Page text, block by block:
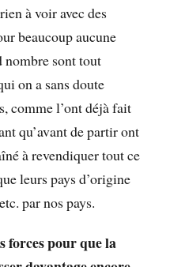
à voir avec des
beaucoup aucune
sont tout
on a sans doute
comme l’ont déjà fait
qu’avant de partir ont
à revendiquer tout ce
leurs pays d’origine
par nos pays.
forces pour que la